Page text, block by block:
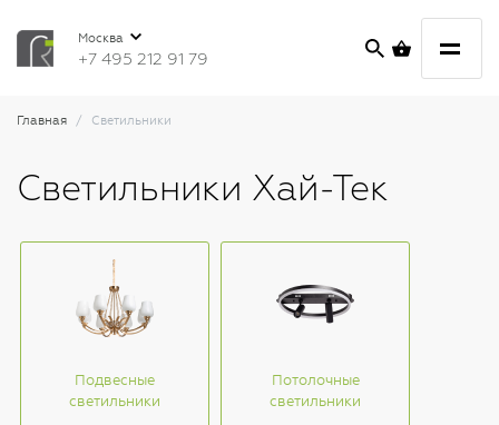
Москва
+7 495 212 91 79
Главная Светильники
Светильники Хай-Тек
Подвесные
светильники
Потолочные
светильники